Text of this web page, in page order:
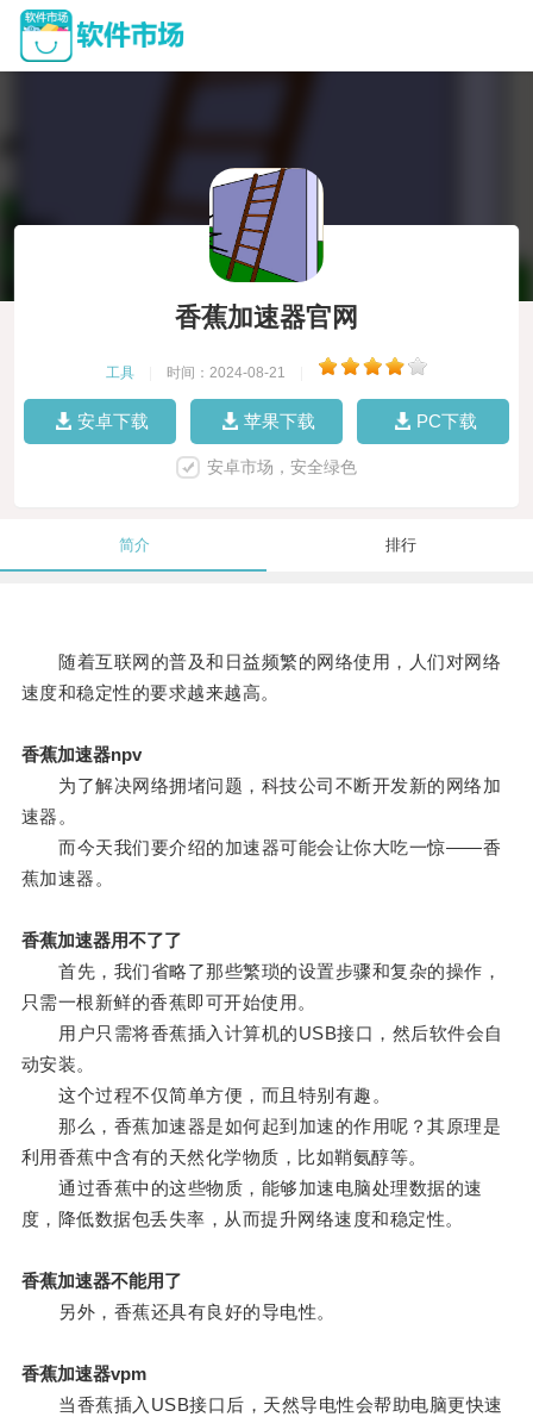
香蕉加速器官网
工具 时间：2024-08-21
安卓下载 苹果下载 PC下载
安卓市场，安全绿色
简介 排行
随着互联网的普及和日益频繁的网络使用，人们对网络
速度和稳定性的要求越来越高。
香蕉加速器npv
为了解决网络拥堵问题，科技公司不断开发新的网络加
速器。
而今天我们要介绍的加速器可能会让你大吃一惊——香
蕉加速器。
香蕉加速器用不了了
首先，我们省略了那些繁琐的设置步骤和复杂的操作，
只需一根新鲜的香蕉即可开始使用。
用户只需将香蕉插入计算机的USB接口，然后软件会自
动安装。
这个过程不仅简单方便，而且特别有趣。
那么，香蕉加速器是如何起到加速的作用呢？其原理是
利用香蕉中含有的天然化学物质，比如鞘氨醇等。
通过香蕉中的这些物质，能够加速电脑处理数据的速
度，降低数据包丢失率，从而提升网络速度和稳定性。
香蕉加速器不能用了
另外，香蕉还具有良好的导电性。
香蕉加速器vpm
当香蕉插入USB接口后，天然导电性会帮助电脑更快速